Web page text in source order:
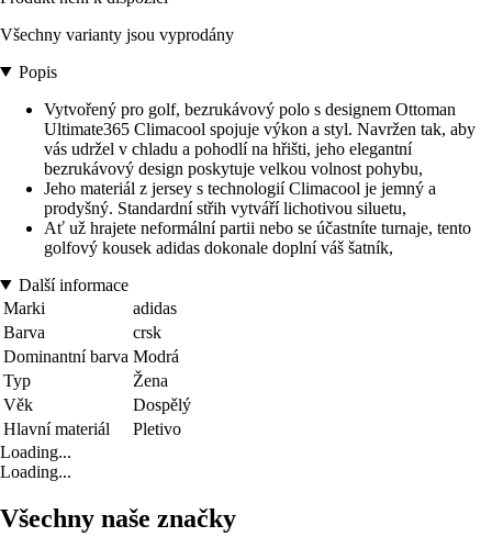
Všechny varianty jsou vyprodány
Popis
Vytvořený pro golf, bezrukávový polo s designem Ottoman
Ultimate365 Climacool spojuje výkon a styl. Navržen tak, aby
vás udržel v chladu a pohodlí na hřišti, jeho elegantní
bezrukávový design poskytuje velkou volnost pohybu,
Jeho materiál z jersey s technologií Climacool je jemný a
prodyšný. Standardní střih vytváří lichotivou siluetu,
Ať už hrajete neformální partii nebo se účastníte turnaje, tento
golfový kousek adidas dokonale doplní váš šatník,
Další informace
Marki
adidas
Barva
crsk
Dominantní barva Modrá
Typ
Žena
Věk
Dospělý
Hlavní materiál
Pletivo
Loading...
Loading...
Všechny naše značky